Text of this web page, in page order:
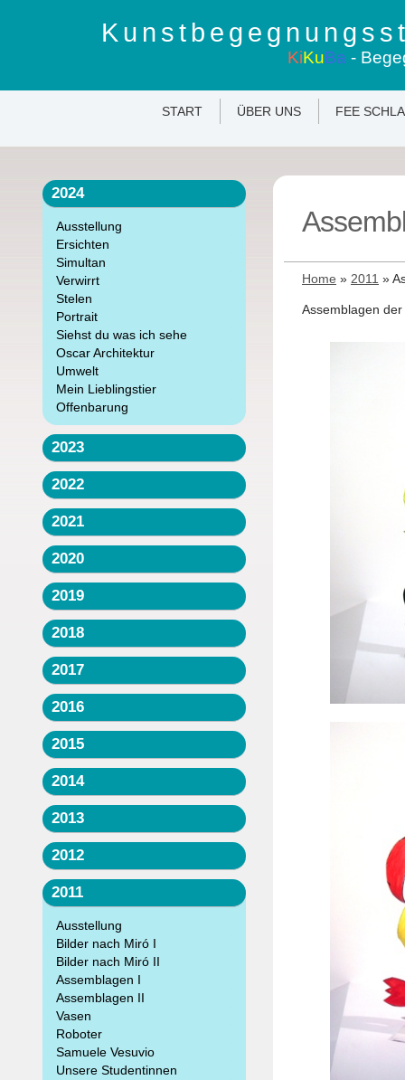
KiKuBa -
START ÜBER UNS FEE
2024
Ausstellung
Ersichten
Simultan
Verwirrt
Stelen
Portrait
Siehst du was ich sehe
Oscar Architektur
Umwelt
Mein Lieblingstier
Offenbarung
2023
2022
2021
2020
2019
2018
2017
2016
2015
2014
2013
2012
2011
Ausstellung
Bilder nach Miró I
Bilder nach Miró II
Assemblagen I
Assemblagen II
Vasen
Roboter
Samuele Vesuvio
Unsere Studentinnen
Home » 2011 »
Assemblagen